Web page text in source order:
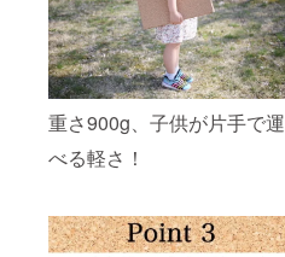
重さ900g、子供が片手で運
べる軽さ！